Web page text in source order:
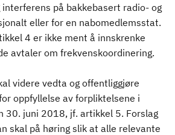
på bakkebasert radio- og
eller for en nabomedlemsstat.
4 er ikke ment å innskrenke
avtaler om frekvenskoordinering.
videre vedta og offentliggjøre
oppfyllelse av forpliktelsene i
30. juni 2018, jf. artikkel 5. Forslag
skal på høring slik at alle relevante